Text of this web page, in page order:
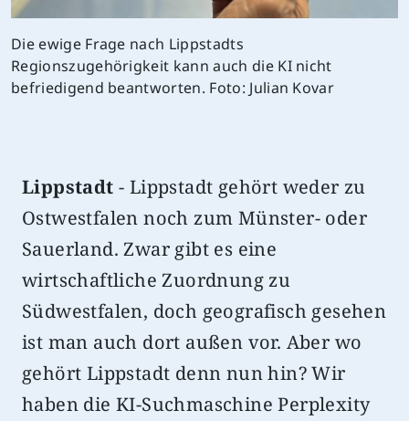
Die ewige Frage nach Lippstadts
Regionszugehörigkeit kann auch die KI nicht
befriedigend beantworten. Foto: Julian Kovar
Lippstadt - Lippstadt gehört weder zu
Ostwestfalen noch zum Münster- oder
Sauerland. Zwar gibt es eine
wirtschaftliche Zuordnung zu
Südwestfalen, doch geografisch gesehen
ist man auch dort außen vor. Aber wo
gehört Lippstadt denn nun hin? Wir
haben die KI-Suchmaschine Perplexity